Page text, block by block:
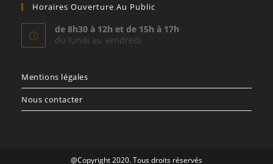
dans
un
nouvel
dans
un
nouvel
Horaires Ouverture Au Public
de 8h30 à 12h et de 15h à 17h
du lundi au vendredi
Mentions légales
Nous contacter
@Copyright 2020. Tous droits réservés